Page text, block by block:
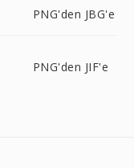
PNG'den JBG'e
PNG'den JIF'e